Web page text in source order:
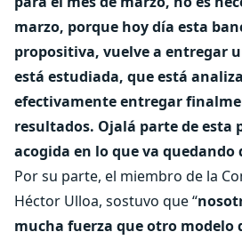
marzo, porque hoy día esta
propositiva, vuelve a entregar
está estudiada, que está
efectivamente entregar
resultados. Ojalá parte de esta
acogida en lo que va quedando
Por su parte, el miembro de la
Héctor Ulloa, sostuvo que “
mucha fuerza que otro modelo